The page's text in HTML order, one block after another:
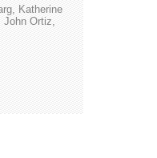
Katherine
John Ortiz,